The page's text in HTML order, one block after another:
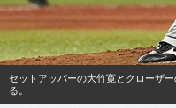
セットアッパーの大竹寛とクローザ
る。